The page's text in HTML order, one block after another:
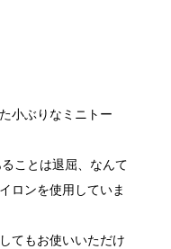
小ぶりなミニトー
ことは退屈、なんて
ロンを使用していま
てもお使いいただけ